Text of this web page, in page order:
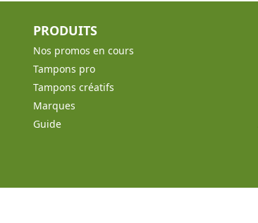
PRODUITS
Nos promos en cours
Tampons pro
Tampons créatifs
Marques
Guide